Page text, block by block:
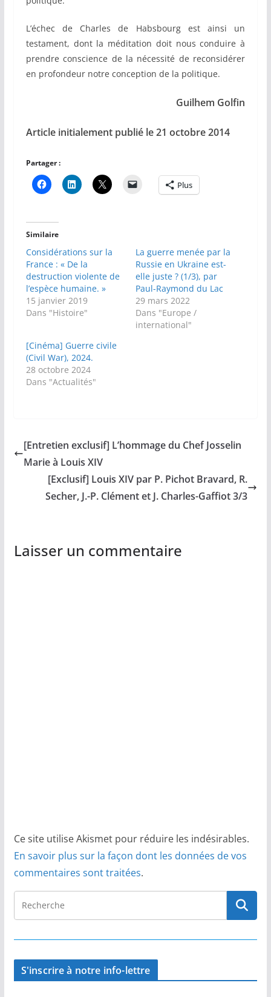
L’échec de Charles de Habsbourg est ainsi un
testament, dont la méditation doit nous conduire à
prendre conscience de la nécessité de reconsidérer
en profondeur notre conception de la politique.
Guilhem Golfin
Article initialement publié le 21 octobre 2014
Partager :
Plus
Similaire
Considérations sur la
France : « De la
destruction violente de
l’espèce humaine. »
15 janvier 2019
Dans "Histoire"
La guerre menée par la
Russie en Ukraine est-
elle juste ? (1/3), par
Paul-Raymond du Lac
29 mars 2022
Dans "Europe /
international"
[Cinéma] Guerre civile
(Civil War), 2024.
28 octobre 2024
Dans "Actualités"
[Entretien exclusif] L’hommage du Chef Josselin
Marie à Louis XIV
[Exclusif] Louis XIV par P. Pichot Bravard, R.
Secher, J.-P. Clément et J. Charles-Gaffiot 3/3
Laisser un commentaire
Ce site utilise Akismet pour réduire les indésirables.
En savoir plus sur la façon dont les données de vos
commentaires sont traitées.
S'inscrire à notre info-lettre